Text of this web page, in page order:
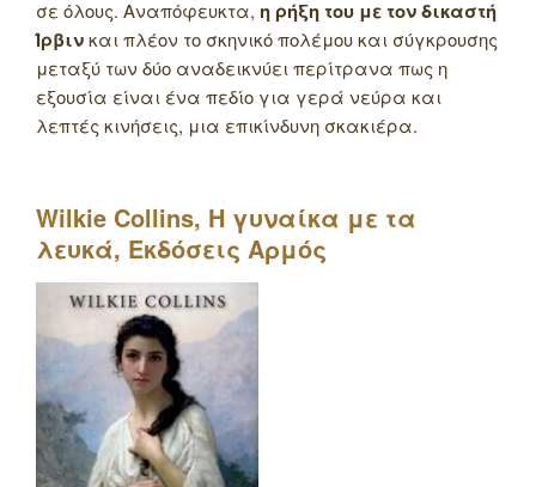
σε όλους. Αναπόφευκτα, η ρήξη του με τον δικαστή
Ίρβινκαι πλέον το σκηνικό πολέμου και σύγκρουσης
μεταξύ των δύο αναδεικνύει περίτρανα πως η
εξουσία είναι ένα πεδίο για γερά νεύρα και
λεπτές κινήσεις, μια επικίνδυνη σκακιέρα.
Wilkie Collins, Η γυναίκα με τα
λευκά, Εκδόσεις Αρμός